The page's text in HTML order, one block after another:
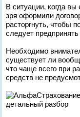
В ситуации, когда вы
зря оформили
расторгнуть, чтобы
следует
Необходимо
существует ли
что чаще всего при
средств не